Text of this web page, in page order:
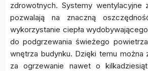
zdrowotnych. Systemy wentylacyjne
pozwalają na znaczną
wykorzystanie ciepła
do podgrzewania świeżego
wnętrza budynku. Dzięki temu można
za ogrzewanie nawet o